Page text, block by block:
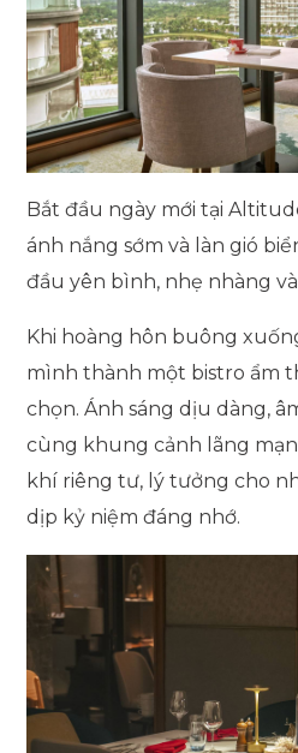
Bắt đầu ngày mới tại
ánh nắng sớm và làn gió
đầu yên bình, nhẹ nhàng
Khi hoàng hôn buông
mình thành một bistro ẩm
chọn. Ánh sáng dịu dàng,
cùng khung cảnh lãng
khí riêng tư, lý tưởng cho
dịp kỷ niệm đáng nhớ.